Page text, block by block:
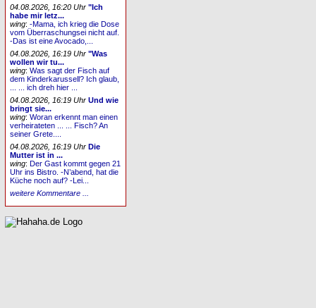
04.08.2026, 16:20 Uhr "Ich
habe mir letz...
wing:-Mama, ich krieg die Dose
vom Überraschungsei nicht auf.
-Das ist eine Avocado,...
04.08.2026, 16:19 Uhr "Was
wollen wir tu...
wing:Was sagt der Fisch auf
dem Kinderkarussell? Ich glaub,
... ... ich dreh hier ...
04.08.2026, 16:19 Uhr Und wie
bringt sie...
wing:Woran erkennt man einen
verheirateten ... ... Fisch? An
seiner Grete....
04.08.2026, 16:19 Uhr Die
Mutter ist in ...
wing:Der Gast kommt gegen 21
Uhr ins Bistro. -N’abend, hat die
Küche noch auf? -Lei...
weitere Kommentare ...